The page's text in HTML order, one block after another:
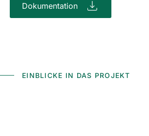
Dokumentation
EINBLICKE IN DAS PROJEKT